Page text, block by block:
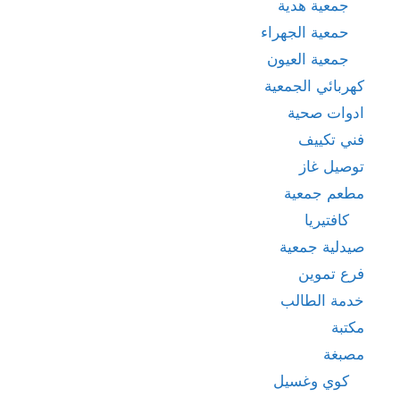
جمعية هدية
حمعية الجهراء
جمعية العيون
كهربائي الجمعية
ادوات صحية
فني تكييف
توصيل غاز
مطعم جمعية
كافتيريا
صيدلية جمعية
فرع تموين
خدمة الطالب
مكتبة
مصبغة
كوي وغسيل